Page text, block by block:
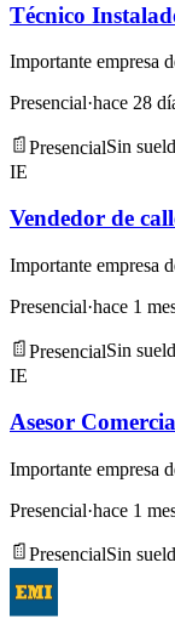
Técnico
Importante empresa
Presencial·hace 28
PresencialSin
IE
Vendedor de
Importante empresa
Presencial·hace 1
PresencialSin
IE
Asesor
Importante empresa
Presencial·hace 1
PresencialSin